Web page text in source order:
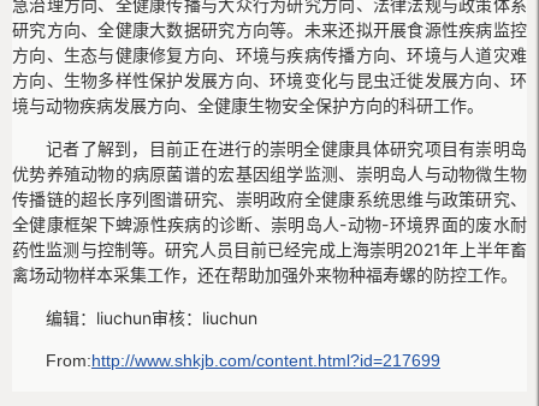
急治理方向、全健康传播与大众行为研究方向、法律法规与政策体系
研究方向、全健康大数据研究方向等。未来还拟开展食源性疾病监控
方向、生态与健康修复方向、环境与疾病传播方向、环境与人道灾难
方向、生物多样性保护发展方向、环境变化与昆虫迁徙发展方向、环
境与动物疾病发展方向、全健康生物安全保护方向的科研工作。
记者了解到，目前正在进行的崇明全健康具体研究项目有崇明岛
优势养殖动物的病原菌谱的宏基因组学监测、崇明岛人与动物微生物
传播链的超长序列图谱研究、崇明政府全健康系统思维与政策研究、
全健康框架下蜱源性疾病的诊断、崇明岛人-动物-环境界面的废水耐
药性监测与控制等。研究人员目前已经完成上海崇明2021年上半年畜
禽场动物样本采集工作，还在帮助加强外来物种福寿螺的防控工作。
编辑：liuchun审核：liuchun
From:http://www.shkjb.com/content.html?id=217699